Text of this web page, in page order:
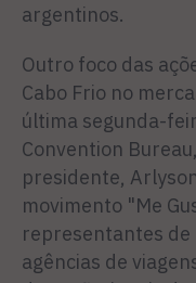
argentinos.
Outro foco das
Cabo Frio no
última segunda-
Convention
presidente,
movimento "Me
representantes
agências de